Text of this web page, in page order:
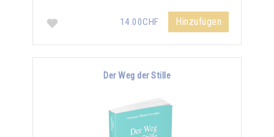
14.00CHF Hinzufügen
Der Weg der Stille